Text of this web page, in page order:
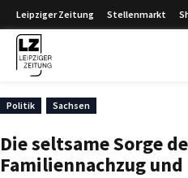
Leipziger Zeitung Stellenmarkt
Politik Sachsen
Die seltsame Sorge
Familiennachzug